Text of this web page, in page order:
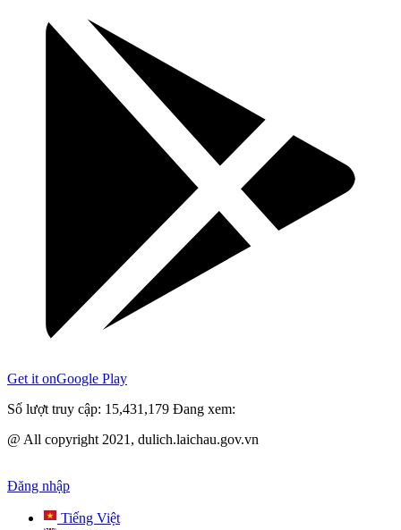
Get it onGoogle Play
Số lượt truy cập: 15,431,179 Đang xem:
@ All copyright 2021, dulich.laichau.gov.vn
Đăng nhập
Tiếng Việt